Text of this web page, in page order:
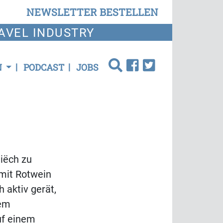
NEWSLETTER BESTELLEN
INDUSTRY
PODCAST JOBS
zu
Rotwein
aktiv gerät,
einem